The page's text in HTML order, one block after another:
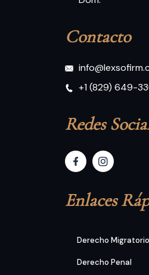
Contacto
+1 (829) 649-
Redes
Enlaces
Derecho Migratorio
Derecho Penal